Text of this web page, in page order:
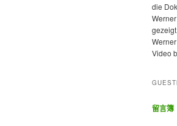
die
Video
留言簿